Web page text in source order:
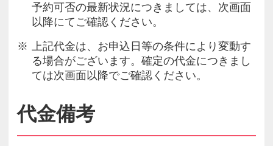
予約可否の最新状況につきましては、次画面
以降にてご確認ください。
上記代金は、お申込日等の条件により変動す
る場合がございます。確定の代金につきまし
ては次画面以降でご確認ください。
代金備考